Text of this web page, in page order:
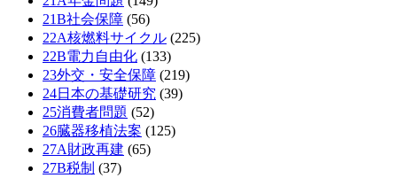
21B社会保障 (56)
22A核燃料サイクル (225)
22B電力自由化 (133)
23外交・安全保障 (219)
24日本の基礎研究 (39)
25消費者問題 (52)
26臓器移植法案 (125)
27A財政再建 (65)
27B税制 (37)